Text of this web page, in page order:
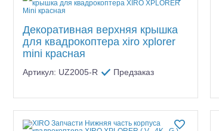
Декоративная верхняя крышка
для квадрокоптера xiro xplorer
mini красная
Артикул: UZ2005-R Предзаказ